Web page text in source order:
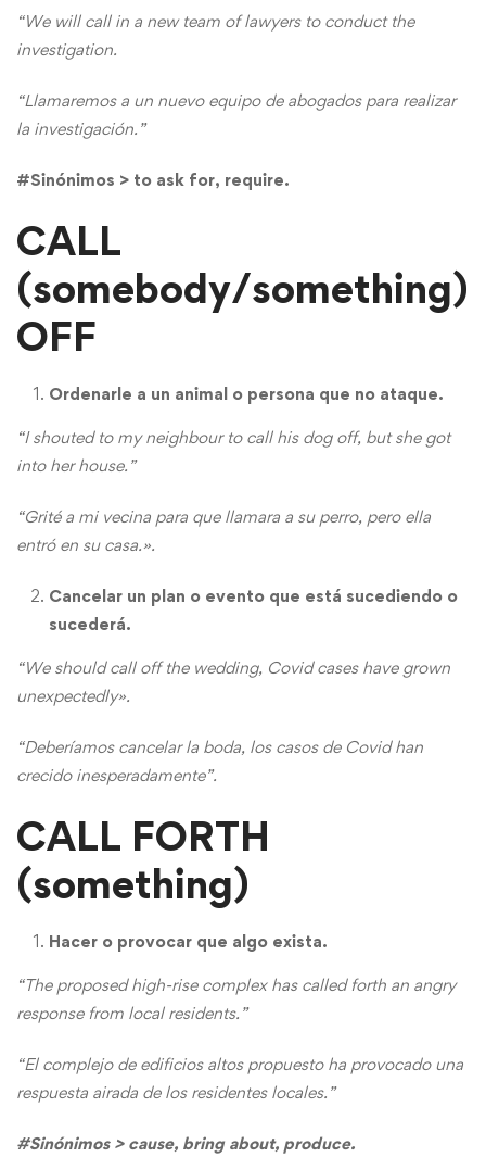
“We will call in a new team of lawyers to conduct the
investigation.
“Llamaremos a un nuevo equipo de abogados para realizar
la investigación.”
#Sinónimos > to ask for, require.
CALL
(somebody/something)
OFF
Ordenarle a un animal o persona que no ataque.
“I shouted to my neighbour to call his dog off, but she got
into her house.”
“Grité a mi vecina para que llamara a su perro, pero ella
entró en su casa.».
Cancelar un plan o evento que está sucediendo o
sucederá.
“We should call off the wedding, Covid cases have grown
unexpectedly».
“Deberíamos cancelar la boda, los casos de Covid han
crecido inesperadamente”.
CALL FORTH
(something)
Hacer o provocar que algo exista.
“The proposed high-rise complex has called forth an angry
response from local residents.”
“El complejo de edificios altos propuesto ha provocado una
respuesta airada de los residentes locales.”
#Sinónimos > cause, bring about, produce.